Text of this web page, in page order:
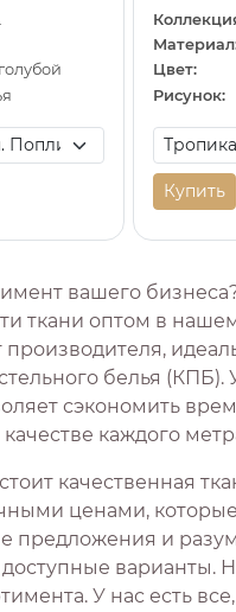
Цвет:
Рисунок:
Купить
вашего
ткани оптом в
производителя,
белья (КПБ).
сэкономить
каждого
качественная
ценами,
предложения и
варианты.
У нас есть